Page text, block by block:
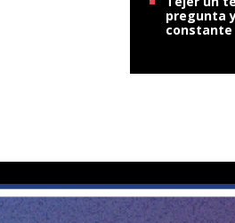
pregunta
constante